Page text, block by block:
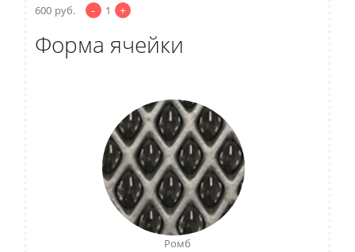
600 руб. - 1 +
Форма ячейки
Ромб